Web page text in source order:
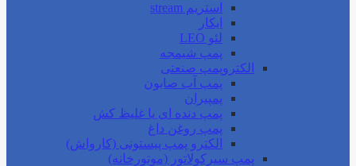
استریم stream
ایکار
لئو LEO
پمپ شیمجه
الکتروپمپ صنعتی
پمپ آب صابون
پمپیران
پمپ دنده ای یا غلیظ کش
پمپ روغن داغ
الکترو پمپ پیستونی (کارواش)
پمپ سیرکولاتور (موتورخانه)